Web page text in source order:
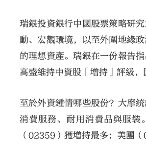
瑞銀投資銀行中國股票策略研
動、宏觀環境，以至外圍地緣
的理想資產。瑞銀在一份報告
高盛維持中資股「增持」評級
至於外資鍾情哪些股份？大摩
消費服務、耐用消費品與服
（02359）獲增持最多；美團